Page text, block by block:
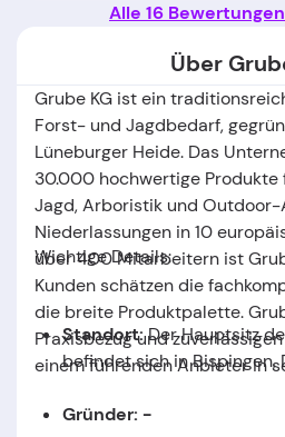
Alle 16
Über
Grube KG ist ein
Forst- und Jagdbedarf,
Lüneburger Heide. Das
30.000 hochwertige
Jagd, Arboristik und Outdoor-
Niederlassungen in 10
über 400 Mitarbeitern ist
Kunden schätzen die
die breite Produktpalette.
Praxisbezug und
einem führenden Anbieter in
Wichtige Details:
Standort:Der Hauptsitz
befindet sich in Bispingen,
Gründer: -